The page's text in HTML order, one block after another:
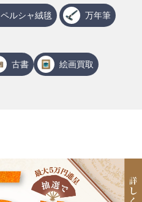
ペルシャ絨毯 万年筆
古書 絵画買取